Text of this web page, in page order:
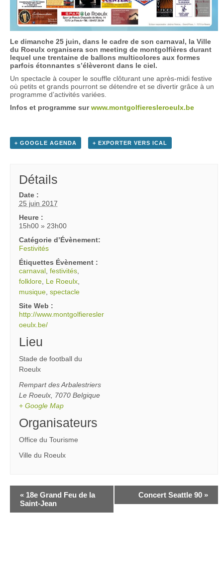
Le dimanche 25 juin, dans le cadre de son carnaval, la Ville
du Roeulx organisera son meeting de montgolfières durant
lequel une trentaine de ballons multicolores aux formes
parfois étonnantes s’élèveront dans le ciel.
Un spectacle à couper le souffle clôturant une après-midi festive
où petits et grands pourront se détendre et se divertir grâce à un
programme d’activités variées.
Infos et programme surwww.montgolfieresleroeulx.be
+ GOOGLE AGENDA + EXPORTER VERS ICAL
Détails
Date :
25 juin 2017
Heure :
15h00 » 23h00
Catégorie d’Évènement:
Festivités
Étiquettes Évènement :
carnaval, festivités,
folklore, Le Roeulx,
musique, spectacle
Site Web :
http://www.montgolfieresler
oeulx.be/
Lieu
Stade de football du
Roeulx
Rempart des Arbalestriers
Le Roeulx, 7070 Belgique
+ Google Map
Organisateurs
Office du Tourisme
Ville du Roeulx
« 18e Grand Feu de la
Saint-Jean
Concert Seattle 90 »